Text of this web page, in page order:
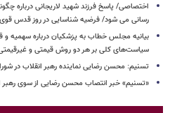
اختصاصی/ پاسخ فرزند شهید لاریجانی درباره
رسانی می شود/ فرضیه شناسایی در روز قدس
بیانیه مجلس خطاب به پزشکیان درباره سهمیه و
سیاست‌های کلی بر هر دو روش قیمتی و غیرقیمتی
تسنیم: محسن رضایی نماینده رهبر انقلاب در
«تسنیم» خبر انتصاب محسن رضایی از سوی رهبر